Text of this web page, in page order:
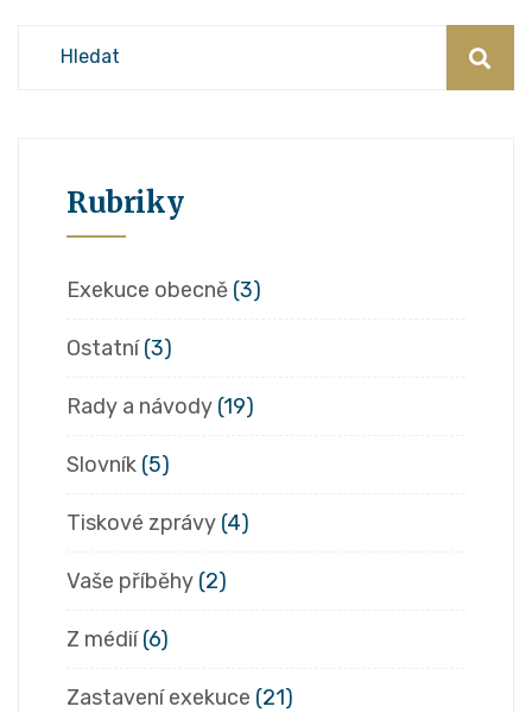
Rubriky
Exekuce obecně (3)
Ostatní(3)
Rady a návody (19)
Slovník (5)
Tiskové zprávy (4)
Vaše příběhy (2)
Z médií(6)
Zastavení exekuce (21)